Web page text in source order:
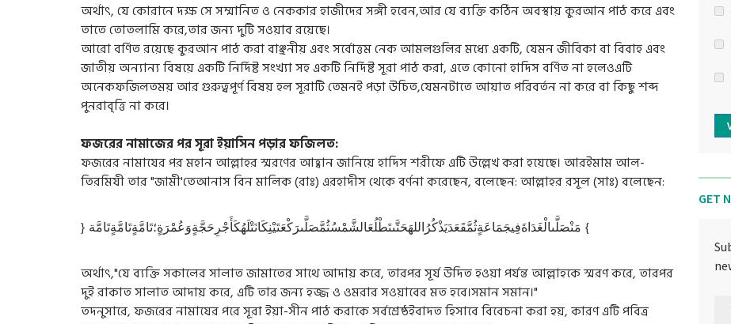
অর্থাৎ, যে কোরানে দক্ষ সে সম্মানিত ও নেককার হাজীদের সঙ্গী হবেন,আর যে ব্যক্তি কঠিন অবস্থায় কুরআন পাঠ করে এবং
তাতে তোতলামি করে,তার জন্য দুটি সওয়াব রয়েছে।
আরো বর্ণিত রয়েছে কুরআন পাঠ করা বাঞ্ছনীয় এবং সর্বোত্তম নেক আমলগুলির মধ্যে একটি, যেমন জীবিকা বা বিবাহ এবং
জাতীয় অন্যান্য বিষয়ে একটি নির্দিষ্ট সংখ্যা সহ একটি নির্দিষ্ট সূরা পাঠ করা, এতে কোনো হাদিস বর্ণিত না হলেওএটি
অনেকফজিলতময় আর গুরুত্বপূর্ণ বিষয় হল সূরাটি তেমনই পড়া উচিত,যেমনটাতে আয়াত পরিবর্তন না করে বা কিছু শব্দ
পুনরাবৃত্তি না করে।
ফজরের নামাজের পর সূরা ইয়াসিন পড়ার ফজিলত:
ফজরের নামাযের পর মহান আল্লাহর স্মরণের আহ্বান জানিয়ে হাদিস শরীফে এটি উল্লেখ করা হয়েছে। আরইমাম আল-
তিরমিযী তার "জামী'তেআনাস বিন মালিক (রাঃ) এরহাদীস থেকে বর্ণনা করেছেন, বলেছেন: আল্লাহর রসূল (সাঃ) বলেছেন:
} مَنْصَلَّىالْغَدَاةَفِيجَمَاعَةٍثُمَّقَعَدَيَذْكُرُاللهَحَتَّىتَطْلُعَالشَّمْسُثُمَّصَلَّىرَكْعَتَيْنِكَانَتْلَهُكَأَجْرِحَجَّةٍوَعُمْرَةٍ؛تَامَّةٍتَامَّةٍتَامَّة {
অর্থাৎ,"যে ব্যক্তি সকালের সালাত জামাতের সাথে আদায় করে, তারপর সূর্য উদিত হওয়া পর্যন্ত আল্লাহকে স্মরণ করে, তারপর
দুই রাকাত সালাত আদায় করে, এটি তার জন্য হজ্জ ও ওমরার সওয়াবের মত হবে।সমান সমান।"
তদনুসারে, ফজরের নামাযের পরে সূরা ইয়া-সীন পাঠ করাকে সর্বশ্রেষ্ঠইবাদত হিসাবে বিবেচনা করা হয়, কারণ এটি পবিত্র
GET